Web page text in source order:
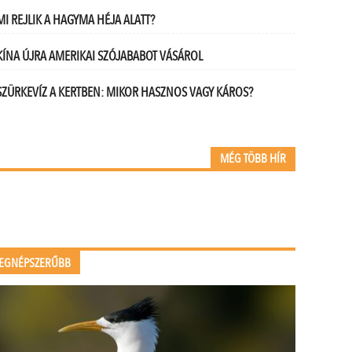
REJLIK A HAGYMA HÉJA ALATT?
ÚJRA AMERIKAI SZÓJABABOT VÁSÁROL
A KERTBEN: MIKOR HASZNOS VAGY KÁROS?
MÉG TÖBB HÍR